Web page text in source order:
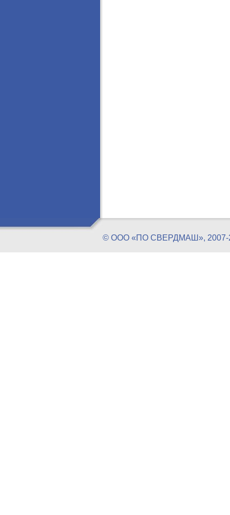
© ООО «ПО СВЕРДМАШ»,